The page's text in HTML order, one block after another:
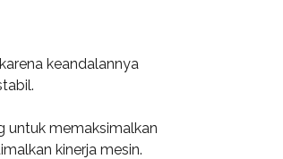
keandalannya
untuk memaksimalkan
kinerja mesin.